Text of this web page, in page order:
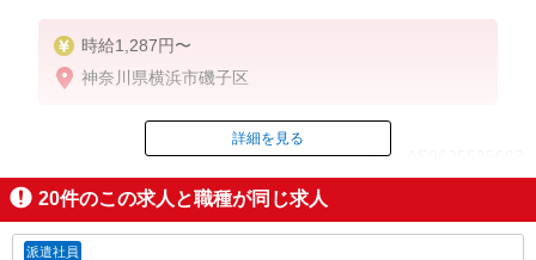
時給1,287円〜
神奈川県横浜市磯子区
ID：AE0625535683
掲載期間終了
詳細を見る
20件のこの求人と職種が同じ求人
派遣社員